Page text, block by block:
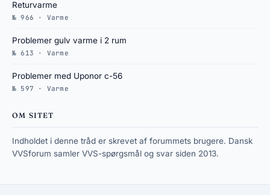
Returvarme
№ 966 · Varme
Problemer gulv varme i 2 rum
№ 613 · Varme
Problemer med Uponor c-56
№ 597 · Varme
OM SITET
Indholdet i denne tråd er skrevet af forummets brugere. Dansk
VVSforum samler VVS-spørgsmål og svar siden 2013.